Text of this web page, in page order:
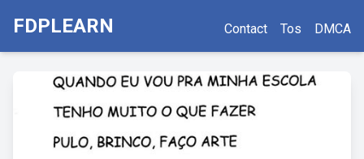
FDPLEARN Contact Tos DMCA